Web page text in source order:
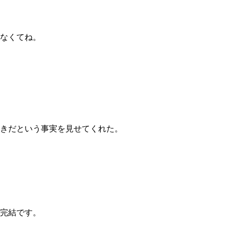
くてね。
だという事実を見せてくれた。
結です。